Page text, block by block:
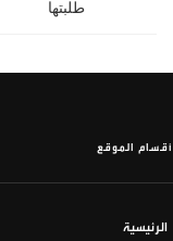
أقسام الموقع
الرئيسية